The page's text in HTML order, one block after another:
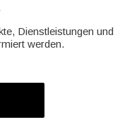
Dienstleistungen und
werden.